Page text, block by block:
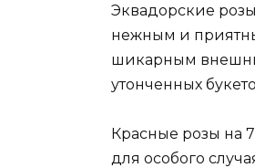
Эквадорские
нежным и
шикарным
утонченных
Красные розы на
для особого